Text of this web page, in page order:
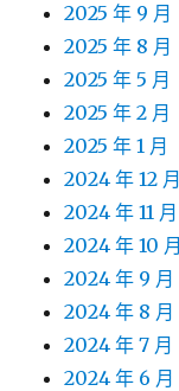
2025 年 9 月
2025 年 8 月
2025 年 5 月
2025 年 2 月
2025 年 1 月
2024 年 12 月
2024 年 11 月
2024 年 10 月
2024 年 9 月
2024 年 8 月
2024 年 7 月
2024 年 6 月